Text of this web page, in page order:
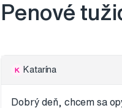
Penové
K Katarína
Dobrý deň, chcem sa